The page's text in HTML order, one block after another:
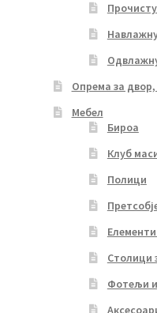
Опрема за
Мебел
Бироа
Клуб
Полици
Столици
Фотељи